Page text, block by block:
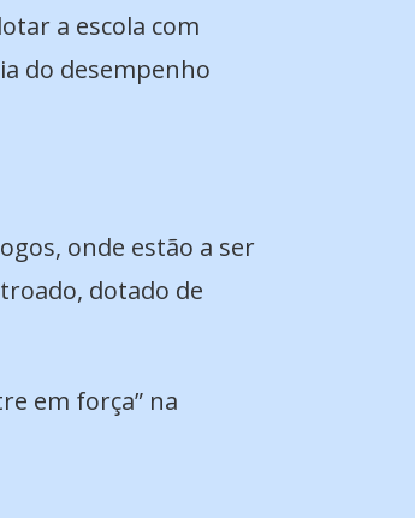
a escola com
do desempenho
onde estão a ser
dotado de
em força” na